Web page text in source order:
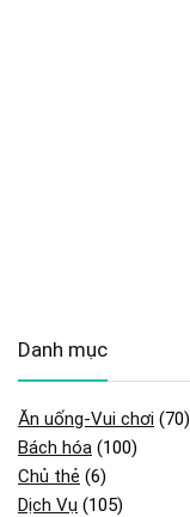
Danh mục
Ăn uống-Vui chơi (70)
Bách hóa (100)
Chủ thẻ (6)
Dịch Vụ (105)